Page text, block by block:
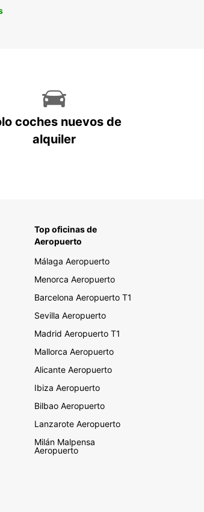
en puntos estratégicos como
de tren para una recogida
de ida para mayor flexibilidad
furgoneta o camión en
y confiable para
operaciones logísticas.
coches nuevos de
alquiler
Top oficinas de
Aeropuerto
Málaga Aeropuerto
Menorca Aeropuerto
Barcelona Aeropuerto T1
Sevilla Aeropuerto
Madrid Aeropuerto T1
Mallorca Aeropuerto
Alicante Aeropuerto
Ibiza Aeropuerto
Bilbao Aeropuerto
Lanzarote Aeropuerto
Milán Malpensa
Aeropuerto